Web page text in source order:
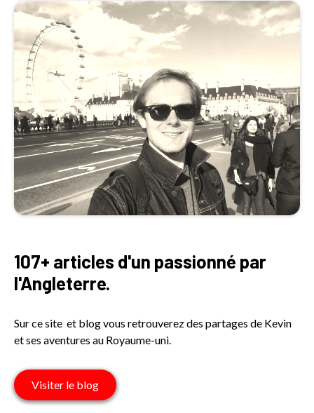
107+ articles d'un passionné par
l'Angleterre.
Sur ce site et blog vous retrouverez des partages de Kevin
et ses aventures au Royaume-uni.
Visiter le blog